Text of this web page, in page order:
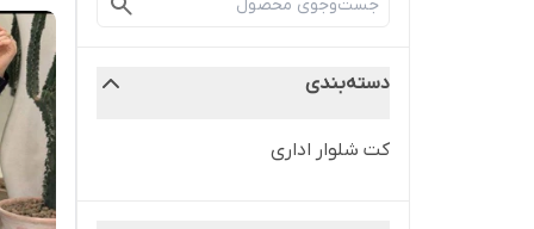
دسته‌بندی
کت شلوار اداری